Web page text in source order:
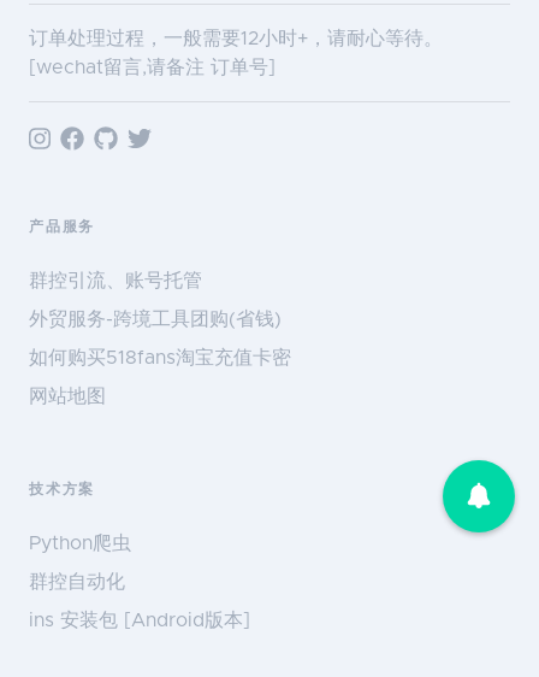
订单处理过程，一般需要12小时+，请耐心等待。
[wechat留言,请备注 订单号]
产品服务
群控引流、账号托管
外贸服务-跨境工具团购(省钱)
如何购买518fans淘宝充值卡密
网站地图
技术方案
Python爬虫
群控自动化
ins 安装包 [Android版本]